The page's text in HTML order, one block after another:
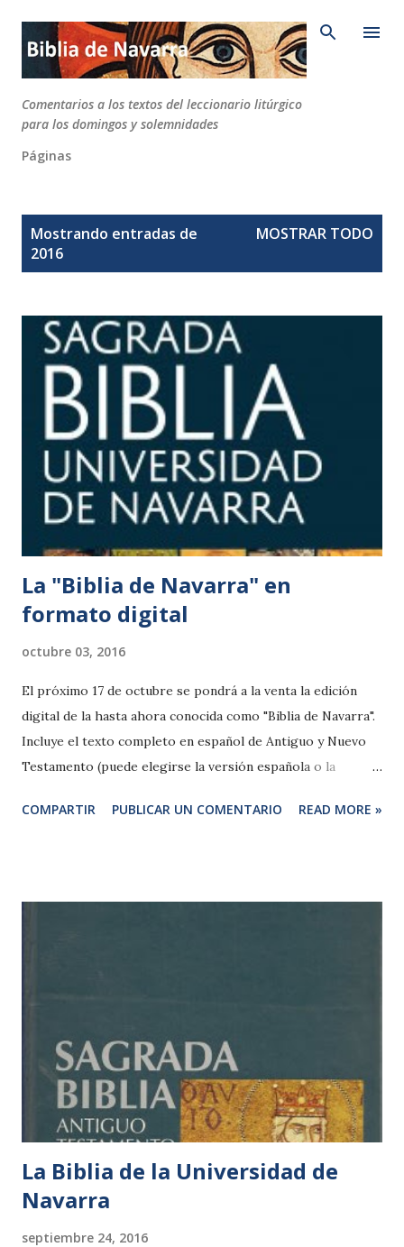
Ir al contenido principal
Comentarios a los textos del leccionario litúrgico
para los domingos y solemnidades
Páginas
Mostrando entradas de
2016
MOSTRAR TODO
La "Biblia de Navarra" en
formato digital
octubre 03, 2016
El próximo 17 de octubre se pondrá a la venta la edición
digital de la hasta ahora conocida como "Biblia de Navarra".
Incluye el texto completo en español de Antiguo y Nuevo
Testamento (puede elegirse la versión española o la
notas de los 5 volúmenes. Es decir se trata de la obra
información más completa, o a la compra de los ejemplares
a través del siguiente enlace: http://www.eunsa.es/biblia-
digital-universidad-navarra/
COMPARTIR PUBLICAR UN COMENTARIO READ MORE »
La Biblia de la Universidad de
Navarra
septiembre 24, 2016